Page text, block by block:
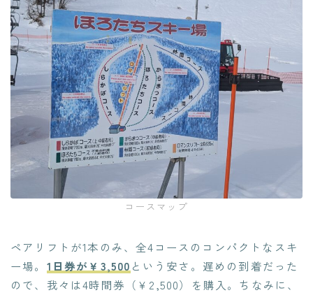
コースマップ
ペアリフトが1本のみ、全4コースのコンパクトなスキ
ー場。 1日券が￥3,500 という安さ。遅めの到着だった
ので、我々は4時間券（￥2,500）を購入。ちなみに、